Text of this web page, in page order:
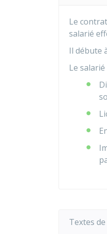
Le
salarié
Il débute
Le
Textes